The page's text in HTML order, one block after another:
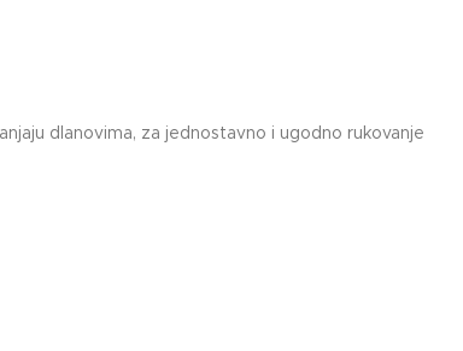
dlanovima, za jednostavno i ugodno rukovanje